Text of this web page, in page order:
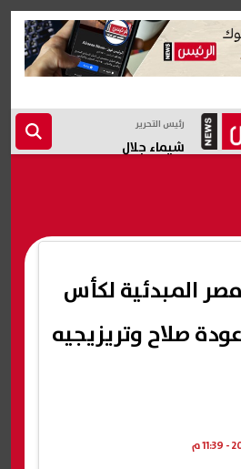
رئيس التحرير
شيماء جلال
المبدئية لكأس
2026.. عودة صلاح وتريزيجيه